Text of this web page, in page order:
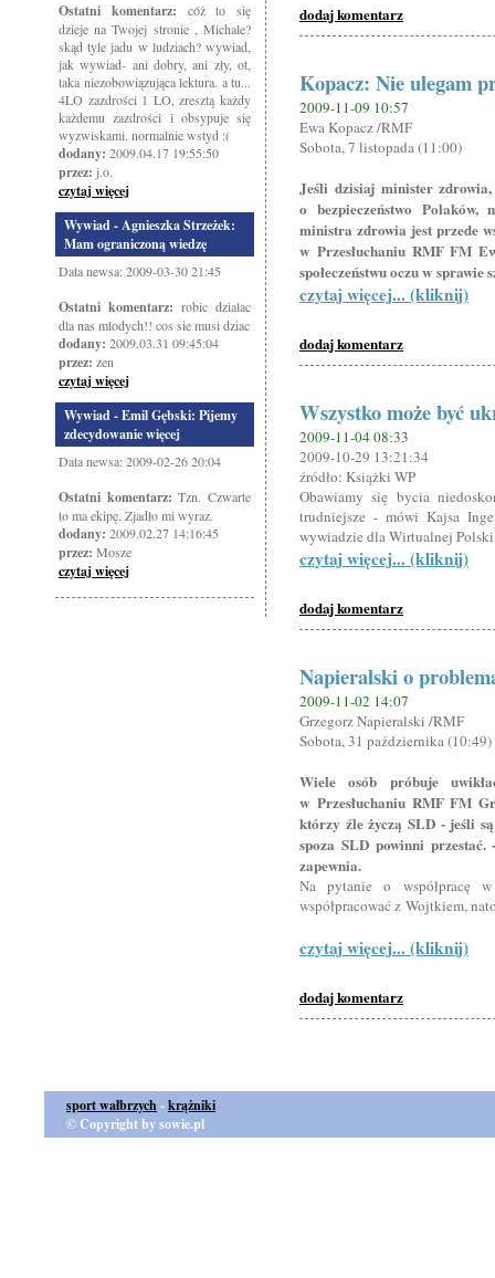
Ostatni komentarz: cóż to się
dzieje na Twojej stronie , Michale?
skąd tyle jadu w ludziach? wywiad,
jak wywiad- ani dobry, ani zły, ot,
taka niezobowiązująca lektura. a tu...
4LO zazdrości 1 LO, zresztą każdy
każdemu zazdrości i obsypuje się
wyzwiskami. normalnie wstyd :(
dodany: 2009.04.17 19:55:50
przez: j.o.
czytaj więcej
Wywiad - Agnieszka Strzeżek:
Mam ograniczoną wiedzę
Data newsa: 2009-03-30 21:45
Ostatni komentarz: robic dzialac
dla nas mlodych!! cos sie musi dziac
dodany: 2009.03.31 09:45:04
przez: zen
czytaj więcej
Wywiad - Emil Gębski: Pijemy
zdecydowanie więcej
Data newsa: 2009-02-26 20:04
Ostatni komentarz: Tzn. Czwarte
to ma ekipę. Zjadło mi wyraz.
dodany: 2009.02.27 14:16:45
przez: Mosze
czytaj więcej
dodaj komentarz
Kopacz: Nie ulegam
2009-11-09 10:57
Ewa Kopacz /RMF
Sobota, 7 listopada (11:00)
Jeśli dzisiaj minister
o bezpieczeństwo
ministra zdrowia jest przede
w Przesłuchaniu RMF FM
społeczeństwu oczu w sprawie
czytaj więcej... (kliknij)
dodaj komentarz
Wszystko może być
2009-11-04 08:33
2009-10-29 13:21:34
źródło: Książki WP
Obawiamy się bycia
trudniejsze - mówi Kajsa
wywiadzie dla Wirtualnej
czytaj więcej... (kliknij)
dodaj komentarz
Napieralski o
2009-11-02 14:07
Grzegorz Napieralski /RMF
Sobota, 31 października (10:49)
Wiele osób próbuje
w Przesłuchaniu RMF FM
którzy źle życzą SLD - jeśli
spoza SLD powinni
zapewnia.
Na pytanie o współpracę
współpracować z Wojtkiem,
czytaj więcej... (kliknij)
dodaj komentarz
sport wałbrzych-krążniki
© Copyright by sowie.pl